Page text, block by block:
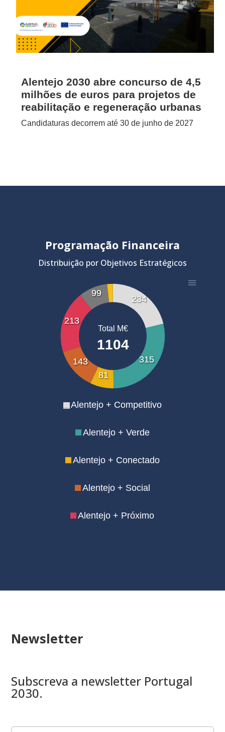
Alentejo 2030 abre concurso de 4,5
milhões de euros para projetos de
reabilitação e regeneração urbanas
Candidaturas decorrem até 30 de junho de 2027
Programação Financeira
Distribuição por Objetivos Estratégicos
Alentejo + Competitivo
Alentejo + Verde
Alentejo + Conectado
Alentejo + Social
Alentejo + Próximo
234
315
81
143
213
99
Total M€
1104
Newsletter
Subscreva a newsletter Portugal
2030.